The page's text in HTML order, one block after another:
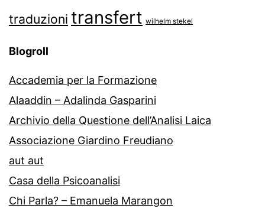
traduzioni transfert wilhelm stekel
Blogroll
Accademia per la Formazione
Alaaddin – Adalinda Gasparini
Archivio della Questione dell’Analisi Laica
Associazione Giardino Freudiano
aut aut
Casa della Psicoanalisi
Chi Parla? – Emanuela Marangon